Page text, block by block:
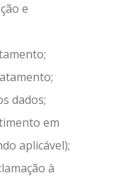
e
dados;
em
aplicável);
à